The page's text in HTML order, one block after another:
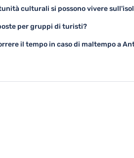
turistiche includono l'esplorazione
e le escursioni nelle spiagge più
culturali si possono vivere
festival locali, mostre d'arte,
permettono di immergersi nella cultura
per gruppi di turisti?
organizzati, escursioni di gruppo,
facilitano le esperienze per comitive.
il tempo in caso di maltempo a